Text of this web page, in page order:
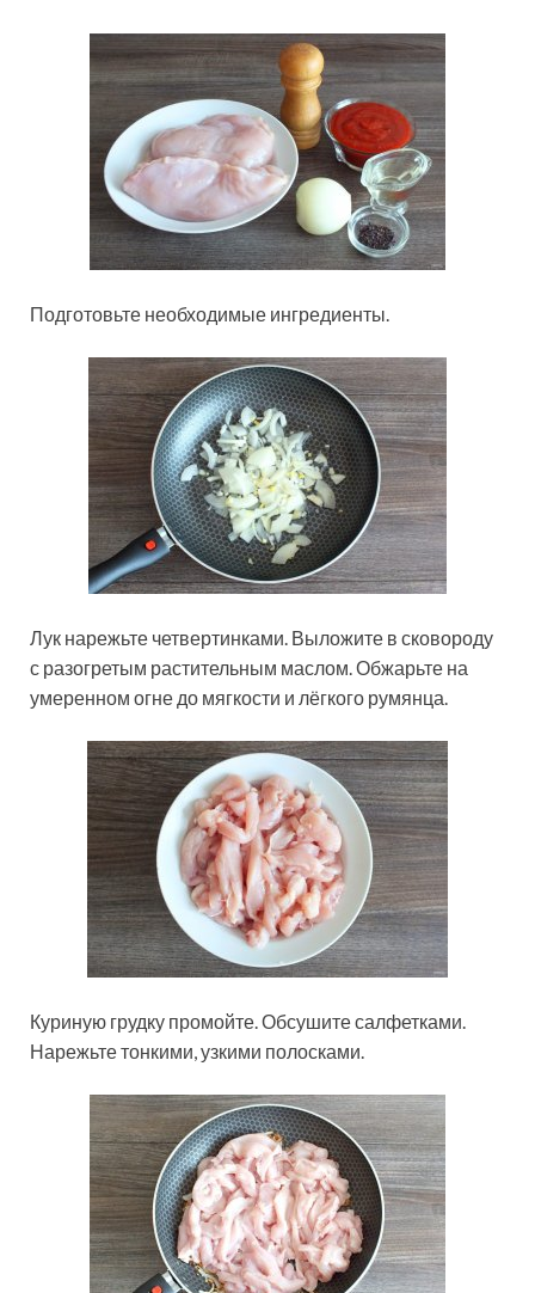
Подготовьте необходимые ингредиенты.
Лук нарежьте четвертинками. Выложите в сковороду
с разогретым растительным маслом. Обжарьте на
умеренном огне до мягкости и лёгкого румянца.
Куриную грудку промойте. Обсушите салфетками.
Нарежьте тонкими, узкими полосками.